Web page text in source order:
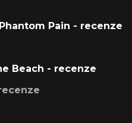
Pain - recenze
Beach - recenze